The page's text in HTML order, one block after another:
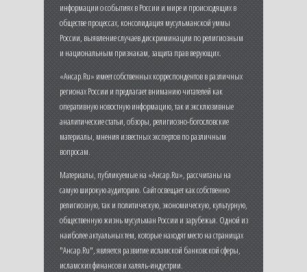
информации о событиях в России и мире и происходящих в
обществе процессах, консолидация мусульманской уммы
России, выявление случаев дискриминации по религиозным
и национальным признакам, защита прав верующих.
«Ансар.Ru» имеет собственных корреспондентов в различных
регионах России и предлагает вниманию читателей как
оперативную новостную информацию, так и эксклюзивные
аналитические статьи, обзоры, религиозно-богословские
материалы, мнения известных экспертов по различным
вопросам.
Материалы, публикуемые на «Ансар.Ru», рассчитаны на
самую широкую аудиторию. Сайт освещает как собственно
религиозную, так и политическую, экономическую, культурную,
общественную жизнь мусульман России и зарубежья. Одной из
наиболее актуальных тем, которые находят место на страницах
"Ансар.Ru", является развитие исламской банковской сферы,
исламских финансов и халяль-индустрии.